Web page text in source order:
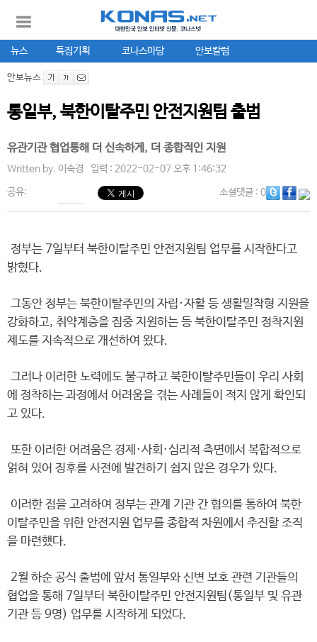
뉴스 특집기획 코나스마당 안보칼럼
안보뉴스
통일부, 북한이탈주민 안전지원팀 출범
유관기관 협업통해 더 신속하게, 더 종합적인 지원
Written by. 이숙경 입력 : 2022-02-07 오후 1:46:32
공유: 소셜댓글: 0
정부는 7일부터 북한이탈주민 안전지원팀 업무를 시작한다고
밝혔다.
그동안 정부는 북한이탈주민의 자립·자활 등 생활밀착형 지원을
강화하고, 취약계층을 집중 지원하는 등 북한이탈주민 정착지원
제도를 지속적으로 개선하여 왔다.
그러나 이러한 노력에도 불구하고 북한이탈주민들이 우리 사회
에 정착하는 과정에서 어려움을 겪는 사례들이 적지 않게 확인되
고 있다.
또한 이러한 어려움은 경제·사회·심리적 측면에서 복합적으로
얽혀 있어 징후를 사전에 발견하기 쉽지 않은 경우가 있다.
이러한 점을 고려하여 정부는 관계 기관 간 협의를 통하여 북한
이탈주민을 위한 안전지원 업무를 종합적 차원에서 추진할 조직
을 마련했다.
2월 하순 공식 출범에 앞서 통일부와 신변 보호 관련 기관들의
협업을 통해 7일부터 북한이탈주민 안전지원팀(통일부 및 유관
기관 등 9명) 업무를 시작하게 되었다.